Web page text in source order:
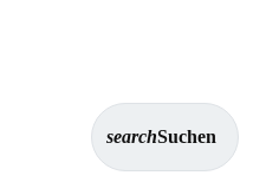
searchSuchen